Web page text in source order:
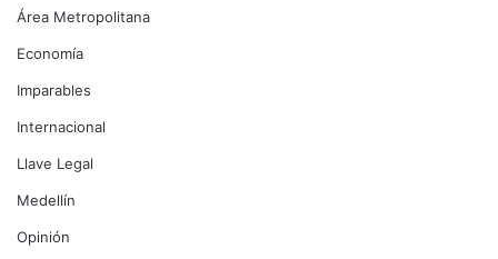
Área Metropolitana
Economía
Imparables
Internacional
Llave Legal
Medellín
Opinión